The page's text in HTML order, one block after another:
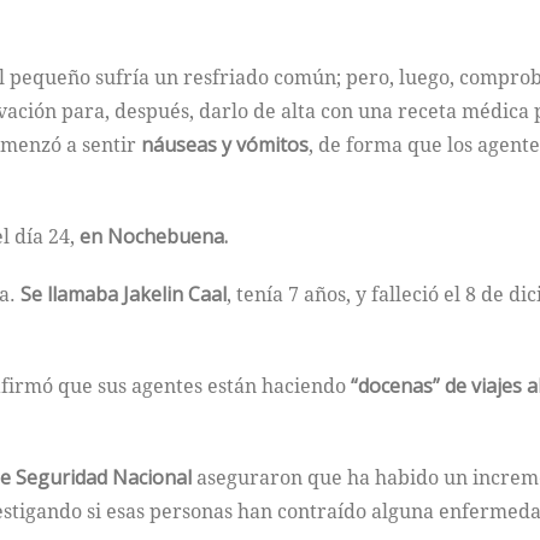
sufría un resfriado común; pero, luego,
para, después, darlo de alta con una receta
a sentir náuseas y vómitos, de forma que los
día 24, en Nochebuena.
Se llamaba Jakelin Caal, tenía 7 años, y falleció el 8 de
que sus agentes están haciendo“docenas” de viajes
Seguridad Nacional aseguraron que ha habido un
si esas personas han contraído alguna